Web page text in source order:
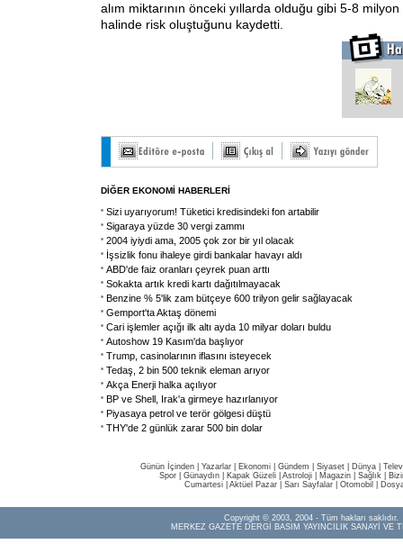
alım miktarının önceki yıllarda olduğu gibi 5-8 milyon
halinde risk oluştuğunu kaydetti.
DİĞER EKONOMİ HABERLERİ
Sizi uyarıyorum! Tüketici kredisindeki fon artabilir
Sigaraya yüzde 30 vergi zammı
2004 iyiydi ama, 2005 çok zor bir yıl olacak
İşsizlik fonu ihaleye girdi bankalar havayı aldı
ABD'de faiz oranları çeyrek puan arttı
Sokakta artık kredi kartı dağıtılmayacak
Benzine % 5'lik zam bütçeye 600 trilyon gelir sağlayacak
Gemport'ta Aktaş dönemi
Cari işlemler açığı ilk altı ayda 10 milyar doları buldu
Autoshow 19 Kasım'da başlıyor
Trump, casinolarının iflasını isteyecek
Tedaş, 2 bin 500 teknik eleman arıyor
Akça Enerji halka açılıyor
BP ve Shell, Irak'a girmeye hazırlanıyor
Piyasaya petrol ve terör gölgesi düştü
THY'de 2 günlük zarar 500 bin dolar
Günün İçinden Yazarlar Ekonomi Gündem Siyaset Dünya |
Spor
Günaydın Kapak Güzeli Astroloji Magazin Sağlık
Cumartesi| Aktüel Pazar| Sarı Sayfalar| Otomobil
Copyright © 2003, 2004 - Tüm hakları saklıdır.
MERKEZ GAZETE DERGİ BASIM YAYINCILIK SANAYİ VE